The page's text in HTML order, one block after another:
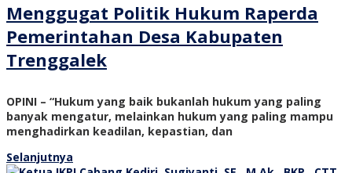
Menggugat Politik Hukum Raperda
Pemerintahan Desa Kabupaten
Trenggalek
OPINI – “Hukum yang baik bukanlah hukum yang paling
banyak mengatur, melainkan hukum yang paling mampu
menghadirkan keadilan, kepastian, dan
Selanjutnya